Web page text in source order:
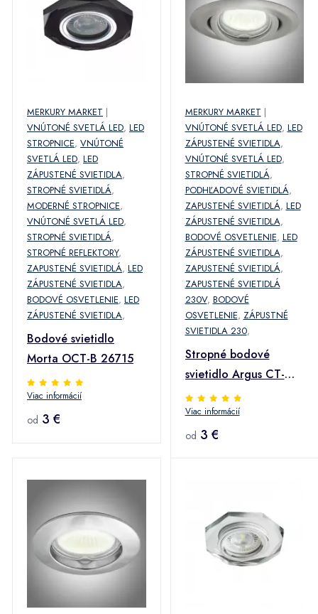
MERKURY MARKET |
VNÚTONÉ SVETLÁ LED, LED
STROPNICE, VNÚTONÉ
SVETLÁ LED, LED
ZÁPUSTENÉ SVIETIDLA,
STROPNÉ SVIETIDLÁ,
MODERNÉ STROPNICE,
VNÚTONÉ SVETLÁ LED,
STROPNÉ SVIETIDLÁ,
STROPNÉ REFLEKTORY,
ZAPUSTENÉ SVIETIDLÁ, LED
ZÁPUSTENÉ SVIETIDLA,
BODOVÉ OSVETLENIE, LED
ZÁPUSTENÉ SVIETIDLA,
Bodové svietidlo
Morta OCT-B 26715
Viac informácií
od 3 €
MERKURY MARKET |
VNÚTONÉ SVETLÁ LED, LED
ZÁPUSTENÉ SVIETIDLA,
VNÚTONÉ SVETLÁ LED,
STROPNÉ SVIETIDLÁ,
PODHĽADOVÉ SVIETIDLÁ,
ZAPUSTENÉ SVIETIDLÁ, LED
ZÁPUSTENÉ SVIETIDLA,
BODOVÉ OSVETLENIE, LED
ZÁPUSTENÉ SVIETIDLA,
ZAPUSTENÉ SVIETIDLÁ,
ZAPUSTENÉ SVIETIDLÁ
230V, BODOVÉ
OSVETLENIE, ZÁPUSTNÉ
SVIETIDLA 230,
Stropné bodové
svietidlo Argus CT-
2115-C/M
Viac informácií
od 3 €